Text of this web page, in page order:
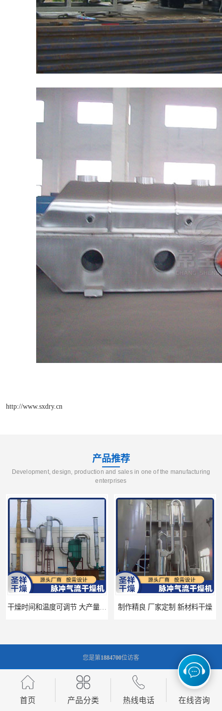
http://www.sxdry.cn
产品推荐
Development, design, production and sales in one of the manufacturing
enterprises
制作精良 厂家定制 新材料干燥 隔热设计 热风干燥系统
您是第1884700位访客
常州市圣祥干燥设备有限公司 保留所有权利.
技术支持： 八方资源网 免责声明 管理员入口 网站地图
首页 产品分类 热线电话 在线咨询